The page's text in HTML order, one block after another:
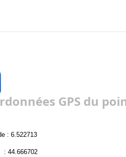
GPS du
: 6.522713
: 44.666702